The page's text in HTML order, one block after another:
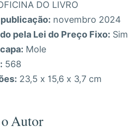
DO LIVRO
novembro 2024
pela Lei do Preço Fixo: Sim
Mole
568
23,5 x 15,6 x 3,7 cm
o Autor